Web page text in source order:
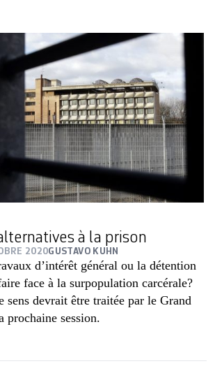
à la prison
2020GUSTAVO KUHN
d’intérêt général ou la détention
face à la surpopulation carcérale?
sens devrait être traitée par le Grand
prochaine session.